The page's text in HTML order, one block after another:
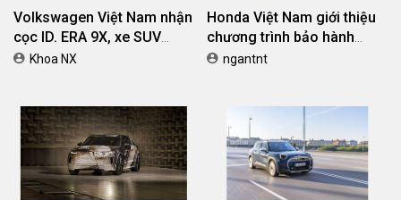
Volkswagen Việt Nam nhận
cọc ID. ERA 9X, xe SUV
EREV dự kiến giá dưới 3 tỷ
Khoa NX
Honda Việt Nam giới thiệu
chương trình bảo hành
chính hãng lên tới 10 năm
ngantnt